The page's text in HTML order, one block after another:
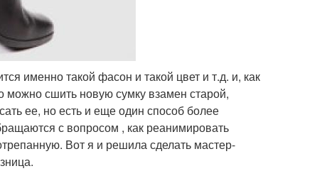
именно такой фасон и такой цвет и т.д. и, как
можно сшить новую сумку взамен старой,
ее, но есть и еще один способ более
с вопросом , как реанимировать
Вот я и решила сделать мастер-